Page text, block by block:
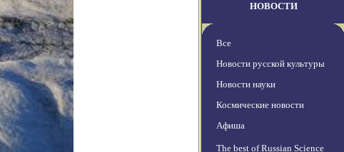
НОВОСТИ
Все
Новости русской культуры
Новости науки
Космические новости
Афиша
The best of Russian Science